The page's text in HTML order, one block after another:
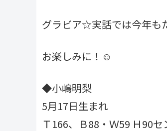
グラビア☆実話では今年も
お楽しみに！☺
◆小嶋明梨
5月17日生まれ
Ｔ166、Ｂ88・Ｗ59 Ｈ90セ